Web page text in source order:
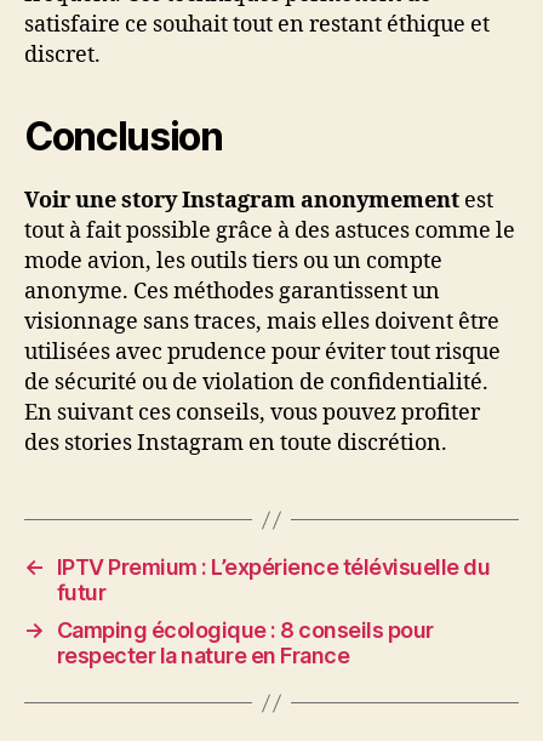
satisfaire ce souhait tout en restant éthique et
discret.
Conclusion
Voir une story Instagram anonymement est
tout à fait possible grâce à des astuces comme le
mode avion, les outils tiers ou un compte
anonyme. Ces méthodes garantissent un
visionnage sans traces, mais elles doivent être
utilisées avec prudence pour éviter tout risque
de sécurité ou de violation de confidentialité.
En suivant ces conseils, vous pouvez profiter
des stories Instagram en toute discrétion.
←
IPTV Premium : L’expérience télévisuelle du
futur
→
Camping écologique : 8 conseils pour
respecter la nature en France